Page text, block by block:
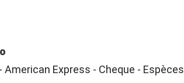
American Express - Cheque - Espèces